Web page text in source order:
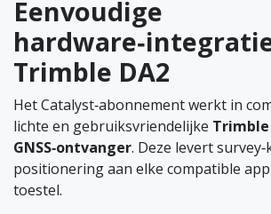
Eenvoudige
Trimble DA2
Het Catalyst‑abonnement werkt in
lichte en gebruiksvriendelijke Trimble
GNSS‑ontvanger. Deze levert
positionering aan elke compatible
toestel.